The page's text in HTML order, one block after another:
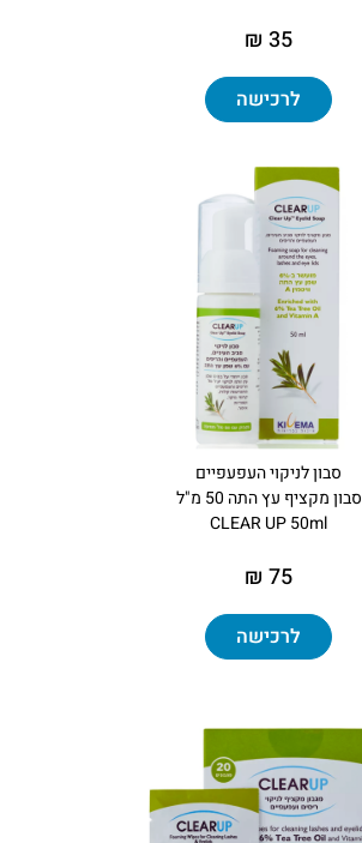
35 ₪
לרכישה
סבון לניקוי העפעפיים
סבון‏ ‏מקציף עץ התה 50 מ"ל
CLEAR UP 50ml
75 ₪
לרכישה